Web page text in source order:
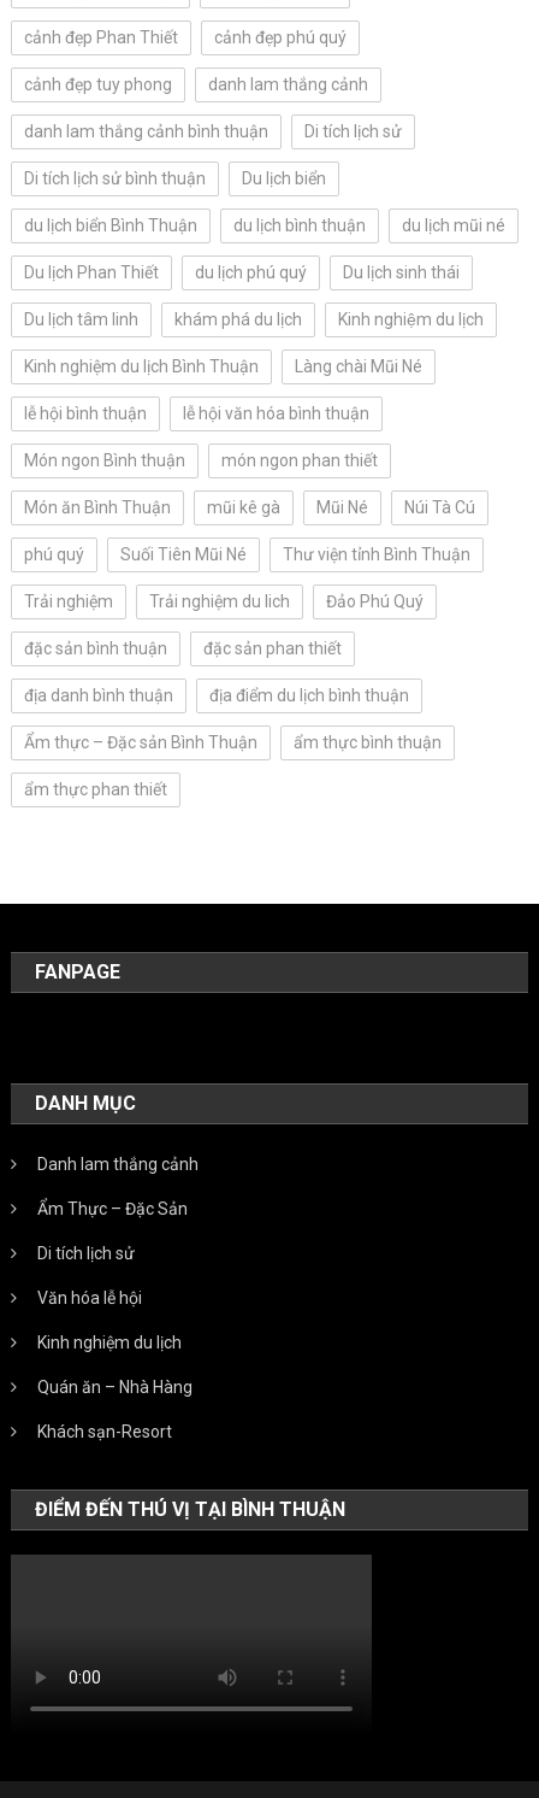
cảnh đẹp Phan Thiết cảnh đẹp phú quý
cảnh đẹp tuy phong danh lam thắng cảnh
danh lam thắng cảnh bình thuận Di tích lịch sử
Di tích lịch sử bình thuận Du lịch biển
du lịch biển Bình Thuận du lịch bình thuận du lịch mũi né
Du lịch Phan Thiết du lịch phú quý Du lịch sinh thái
Du lịch tâm linh khám phá du lịch Kinh nghiệm du lịch
Kinh nghiệm du lịch Bình Thuận Làng chài Mũi Né
lễ hội bình thuận lễ hội văn hóa bình thuận
Món ngon Bình thuận món ngon phan thiết
Món ăn Bình Thuận mũi kê gà Mũi Né Núi Tà Cú
phú quý Suối Tiên Mũi Né Thư viện tỉnh Bình Thuận
Trải nghiệm Trải nghiệm du lich Đảo Phú Quý
đặc sản bình thuận đặc sản phan thiết
địa danh bình thuận địa điểm du lịch bình thuận
Ẩm thực – Đặc sản Bình Thuận ẩm thực bình thuận
ẩm thực phan thiết
FANPAGE
DANH MỤC
Danh lam thắng cảnh
Ẩm Thực – Đặc Sản
Di tích lịch sử
Văn hóa lễ hội
Kinh nghiệm du lịch
Quán ăn – Nhà Hàng
Khách sạn-Resort
ĐIỂM ĐẾN THÚ VỊ TẠI BÌNH THUẬN